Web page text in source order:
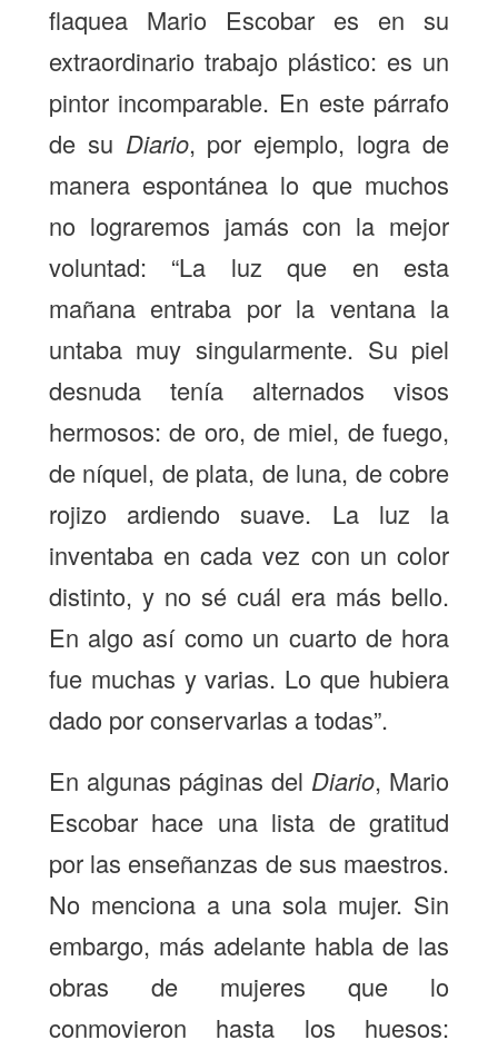
flaquea Mario Escobar es en su
extraordinario trabajo plástico: es un
pintor incomparable. En este párrafo
de su Diario, por ejemplo, logra de
manera espontánea lo que muchos
no lograremos jamás con la mejor
voluntad: “La luz que en esta
mañana entraba por la ventana la
untaba muy singularmente. Su piel
desnuda tenía alternados visos
hermosos: de oro, de miel, de fuego,
de níquel, de plata, de luna, de cobre
rojizo ardiendo suave. La luz la
inventaba en cada vez con un color
distinto, y no sé cuál era más bello.
En algo así como un cuarto de hora
fue muchas y varias. Lo que hubiera
dado por conservarlas a todas”.
En algunas páginas del Diario, Mario
Escobar hace una lista de gratitud
por las enseñanzas de sus maestros.
No menciona a una sola mujer. Sin
embargo, más adelante habla de las
obras de mujeres que lo
conmovieron hasta los huesos: